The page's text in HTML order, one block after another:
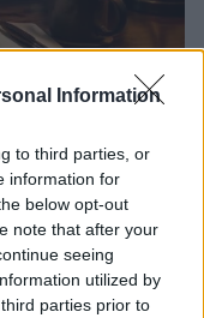
Information
to third parties, or
information for
below opt-out
note that after your
seeing
utilized by
parties prior to
identità, tono e